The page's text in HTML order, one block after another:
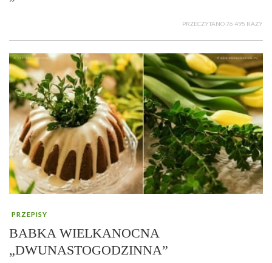
PRZECZYTANO 76 495 RAZY
PRZEPISY
BABKA WIELKANOCNA
„DWUNASTOGODZINNA”